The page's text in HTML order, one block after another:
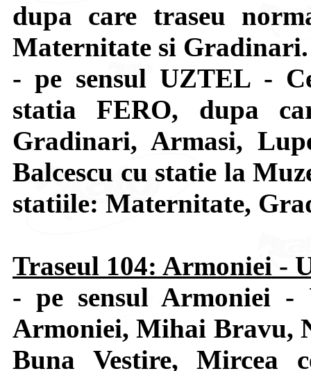
dupa care traseu
Maternitate si Gradinari.
- pe sensul UZTEL -
statia FERO, dupa
Gradinari, Armasi,
Balcescu cu statie la
statiile: Maternitate,
Traseul 104: Armoniei -
- pe sensul Armoniei -
Armoniei, Mihai Bravu,
Buna Vestire, Mircea